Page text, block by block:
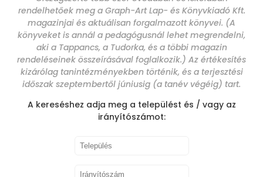
rendelhetőek meg a Graph-Art Lap- és Könyvkiadó Kft.
magazinjai és aktuálisan forgalmazott könyvei. (A
könyveket is annál a pedagógusnál lehet megrendelni,
aki a Tappancs, a Tudorka, és a többi magazin
rendeléseinek összeírásával foglalkozik.) Az értékesítés
kizárólag tanintézményekben történik, és a terjesztési
időszak szeptembertől júniusig (a tanév végéig) tart.
A kereséshez adja meg a települést és / vagy az
irányítószámot: